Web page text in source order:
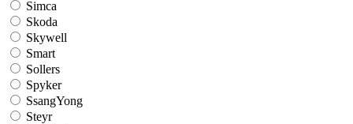
Simca
Skoda
Skywell
Smart
Sollers
Spyker
SsangYong
Steyr